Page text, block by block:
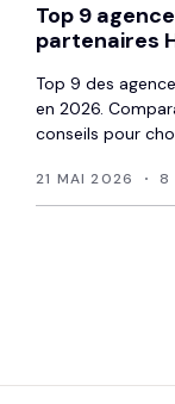
Top 9
partenaires
Top 9 des
en 2026.
conseils pour
21 MAI 2026 8